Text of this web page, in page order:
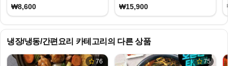
₩8,600 ₩15,900
냉장/냉동/간편요리 카테고리의 다른 상품
76 75